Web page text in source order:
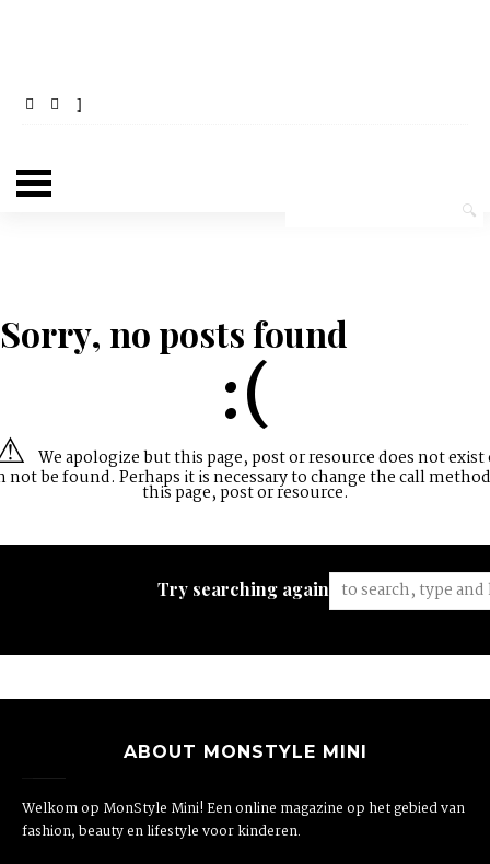
Sorry, no posts found
:(
We apologize but this page, post or resource does not exist
not be found. Perhaps it is necessary to change the call
this page, post or resource.
Try searching again:
ABOUT MONSTYLE MINI
Welkom op MonStyle Mini! Een online magazine op het gebied van
fashion, beauty en lifestyle voor kinderen.